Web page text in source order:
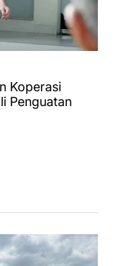
Koperasi
Penguatan